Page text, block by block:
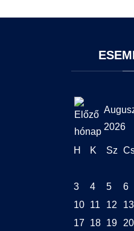
2026
H K Sz
3
4 5 6
10
11 12 13
17
18 19 20